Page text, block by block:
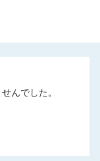
んでした。